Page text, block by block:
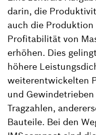
darin, die
auch die
Profitabilität von
erhöhen. Dies
höhere
weiterentwickelten
und
Tragzahlen,
Bauteile. Bei den